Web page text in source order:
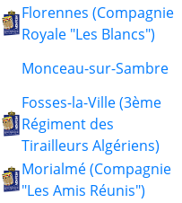
Florennes (Compagnie
Royale "Les Blancs")
Monceau-sur-Sambre
Fosses-la-Ville (3ème
Régiment des
Tirailleurs Algériens)
Morialmé (Compagnie
"Les Amis Réunis")